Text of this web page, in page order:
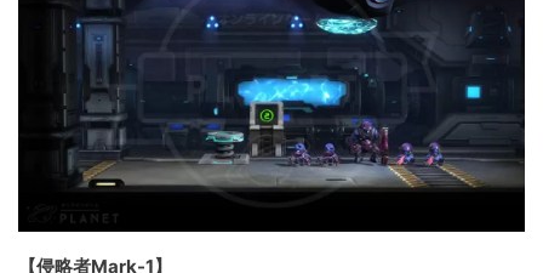
【侵略者Mark-1】